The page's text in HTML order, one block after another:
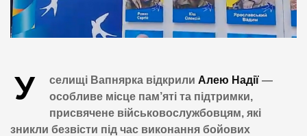
У селищі Вапнярка відкрили Алею Надії —
особливе місце пам’яті та підтримки,
присвячене військовослужбовцям, які
зникли безвісти під час виконання бойових